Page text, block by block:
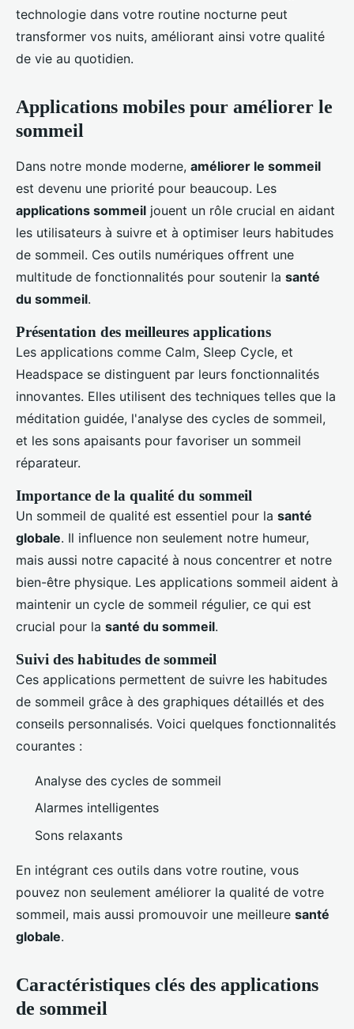
technologie dans votre routine nocturne peut
transformer vos nuits, améliorant ainsi votre qualité
de vie au quotidien.
Applications mobiles pour améliorer le
sommeil
Dans notre monde moderne, améliorer le sommeil
est devenu une priorité pour beaucoup. Les
applications sommeil jouent un rôle crucial en aidant
les utilisateurs à suivre et à optimiser leurs habitudes
de sommeil. Ces outils numériques offrent une
multitude de fonctionnalités pour soutenir la santé
du sommeil.
Présentation des meilleures applications
Les applications comme Calm, Sleep Cycle, et
Headspace se distinguent par leurs fonctionnalités
innovantes. Elles utilisent des techniques telles que la
méditation guidée, l'analyse des cycles de sommeil,
et les sons apaisants pour favoriser un sommeil
réparateur.
Importance de la qualité du sommeil
Un sommeil de qualité est essentiel pour la santé
globale. Il influence non seulement notre humeur,
mais aussi notre capacité à nous concentrer et notre
bien-être physique. Les applications sommeil aident à
maintenir un cycle de sommeil régulier, ce qui est
crucial pour la santé du sommeil.
Suivi des habitudes de sommeil
Ces applications permettent de suivre les habitudes
de sommeil grâce à des graphiques détaillés et des
conseils personnalisés. Voici quelques fonctionnalités
courantes :
Analyse des cycles de sommeil
Alarmes intelligentes
Sons relaxants
En intégrant ces outils dans votre routine, vous
pouvez non seulement améliorer la qualité de votre
sommeil, mais aussi promouvoir une meilleure santé
globale.
Caractéristiques clés des applications
de sommeil